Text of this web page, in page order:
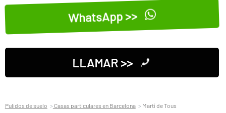
WhatsApp >>
LLAMAR >>
Pulidos de suelo Casas particulares en Barcelona Martí de Tous